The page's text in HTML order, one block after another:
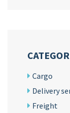
Cargo
Delivery
Freight